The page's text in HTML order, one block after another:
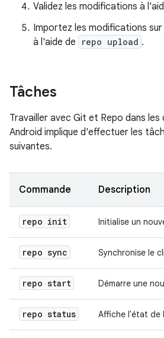
Validez les modifications à
Importez les modifications
à l'aide de
repo upload .
Tâches
Travailler avec Git et Repo dans
Android implique d'effectuer les
suivantes.
Commande Description
repo init Initialise un
repo sync Synchronise le
repo start Démarre une
repo status Affiche l'état de